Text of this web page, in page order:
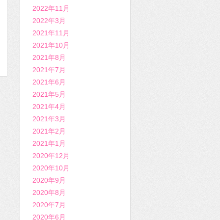
2022年11月
2022年3月
2021年11月
2021年10月
2021年8月
2021年7月
2021年6月
2021年5月
2021年4月
2021年3月
2021年2月
2021年1月
2020年12月
2020年10月
2020年9月
2020年8月
2020年7月
2020年6月